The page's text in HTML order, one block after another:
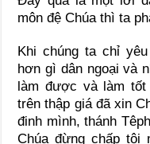
môn đệ Chúa thì ta
Khi chúng ta chỉ
hơn gì dân ngoại và
làm được và làm
trên thập giá đã xin
đinh mình, thánh
Chúa đừng chấp